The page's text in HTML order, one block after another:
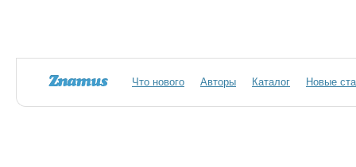
Что нового Авторы Каталог Новые